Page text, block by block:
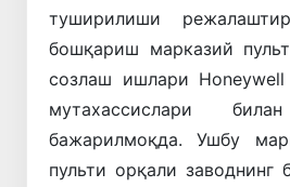
туширилиши
бошқариш марказий
созлаш ишлари Honeywell
мутахассислари
бажарилмоқда. Ушбу
пульти орқали заводнинг